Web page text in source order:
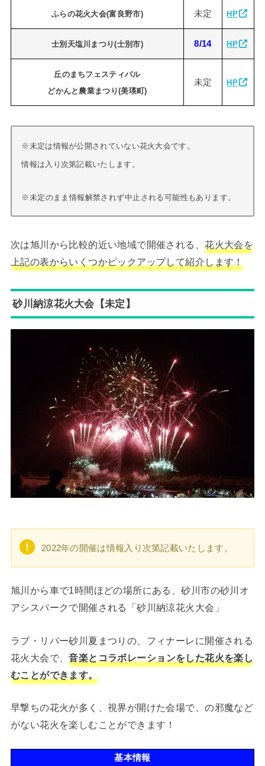
ふらの花火大会(富良野市) 未定 HP
士別天塩川まつり(士別市) 8/14 HP
丘のまちフェスティバル
どかんと農業まつり(美瑛町)
未定 HP
※未定は情報が公開されていない花火大会です。
情報は入り次第記載いたします。
※未定のまま情報解禁されず中止される可能性もあります。
次は旭川から比較的近い地域で開催される、花火大会を
上記の表からいくつかピックアップして紹介します！
砂川納涼花火大会【未定】
2022年の開催は情報入り次第記載いたします。
旭川から車で1時間ほどの場所にある、砂川市の砂川オ
アシスパークで開催される「砂川納涼花火大会」
ラブ・リバー砂川夏まつりの、フィナーレに開催される
花火大会で、音楽とコラボレーションをした花火を楽し
むことができます。
早撃ちの花火が多く、視界が開けた会場で、の邪魔など
がない花火を楽しむことができます！
基本情報